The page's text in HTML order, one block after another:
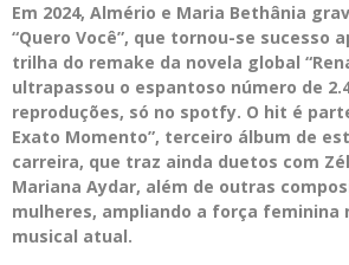
Em 2024, Almério e Maria Bethânia
“Quero Você”, que tornou-se sucesso
trilha do remake da novela global
ultrapassou o espantoso número de
reproduções, só no spotfy. O hit é
Exato Momento”, terceiro álbum de
carreira, que traz ainda duetos com
Mariana Aydar, além de outras
mulheres, ampliando a força feminina
musical atual.